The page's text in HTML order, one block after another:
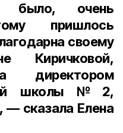
было, очень
пришлось
своему
Киричковой,
директором
школы №2,
— сказала Елена